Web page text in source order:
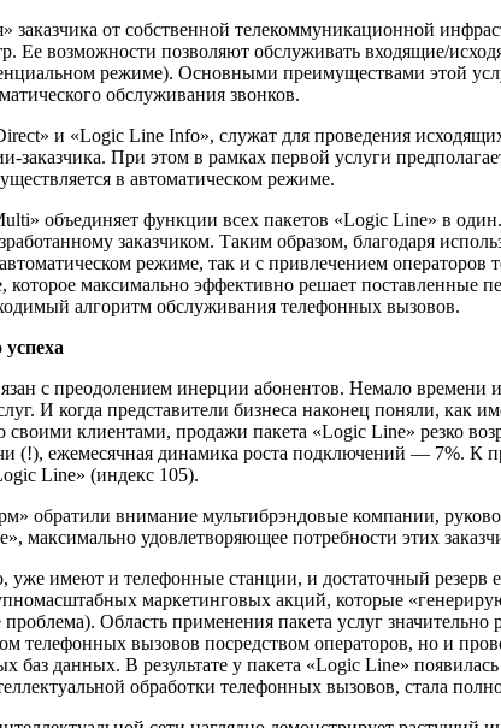
от собственной телекоммуникационной
Ее возможности позволяют обслуживать входящие/
режиме). Основными преимуществами этой
обслуживания звонков.
и «Logic Line Info», служат для проведения
заказчика. При этом в рамках первой услуги
в автоматическом режиме.
объединяет функции всех пакетов «Logic Line» в
заказчиком. Таким образом, благодаря
режиме, так и с привлечением
максимально эффективно решает поставленные
алгоритм обслуживания телефонных вызовов.
с преодолением инерции абонентов. Немало
И когда представители бизнеса наконец поняли, как
своими клиентами, продажи пакета «Logic Line» резко
(!), ежемесячная динамика роста подключений — 7%. К
Line» (индекс 105).
обратили внимание мультибрэндовые компании,
максимально удовлетворяющее потребности этих
уже имеют и телефонные станции, и достаточный
маркетинговых акций, которые
Область применения пакета услуг
телефонных вызовов посредством операторов, но и
баз данных. В результате у пакета «Logic Line»
обработки телефонных вызовов, стала